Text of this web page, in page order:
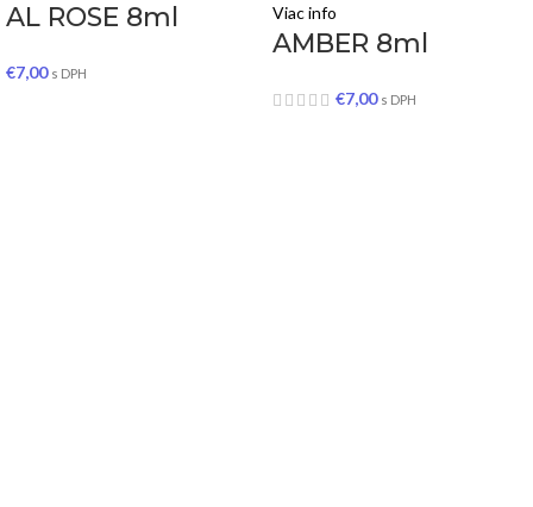
AL ROSE 8ml
€7,00 s DPH
Viac info
AMBER 8ml
€7,00 s DPH